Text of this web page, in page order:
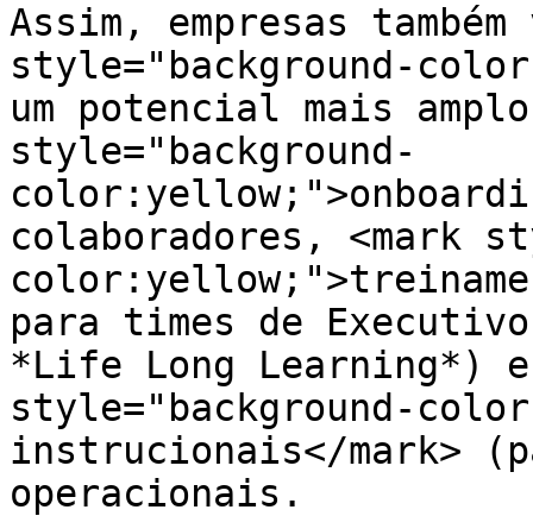
Assim, empresas
style="background-
um potencial mais
style="background-
colaboradores, <mark
para times de
*Life Long Learning*) e
style="background-
instrucionais</mark>
operacionais.